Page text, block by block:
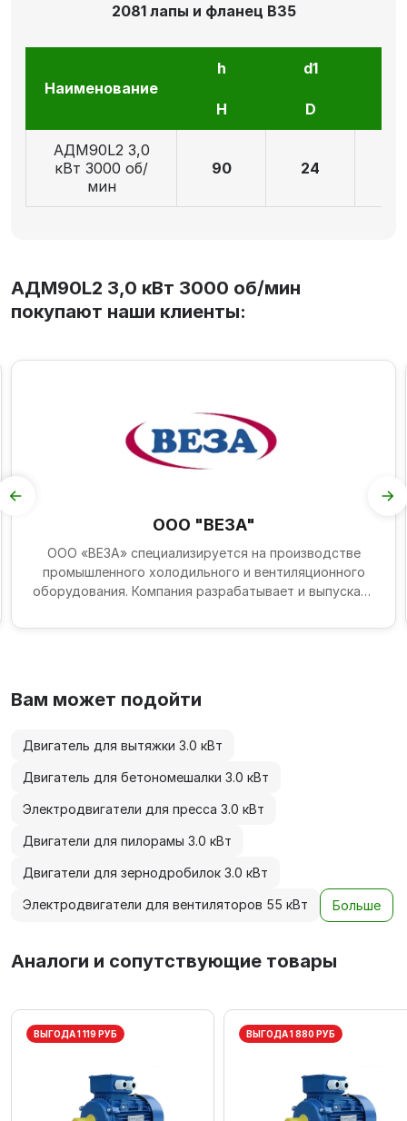
2081 лапы и фланец В35
Наименование
h d1
H D
АДМ90L2 3,0
кВт 3000 об/
мин
90 24
АДМ90L2 3,0 кВт 3000 об/мин
покупают наши клиенты:
ООО "ВЕЗА"
ООО «ВЕЗА» специализируется на производстве
промышленного холодильного и вентиляционного
оборудования. Компания разрабатывает и выпускает
Вам может подойти
Двигатель для вытяжки 3.0 кВт
Двигатель для бетономешалки 3.0 кВт
Электродвигатели для пресса 3.0 кВт
Двигатели для пилорамы 3.0 кВт
Двигатели для зернодробилок 3.0 кВт
Электродвигатели для вентиляторов 55 кВт Больше
Аналоги и сопутствующие товары
ВЫГОДА 1 119 РУБ ВЫГОДА 1 880 РУБ